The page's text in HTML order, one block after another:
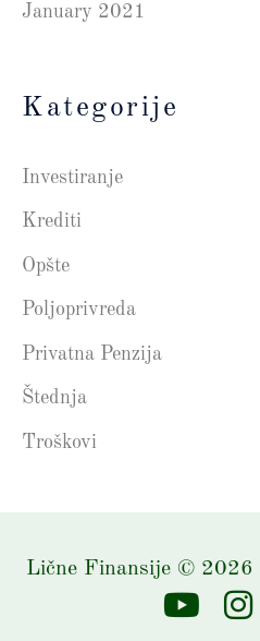
January 2021
Kategorije
Investiranje
Krediti
Opšte
Poljoprivreda
Privatna Penzija
Štednja
Troškovi
Lične Finansije ©2026
Y
I